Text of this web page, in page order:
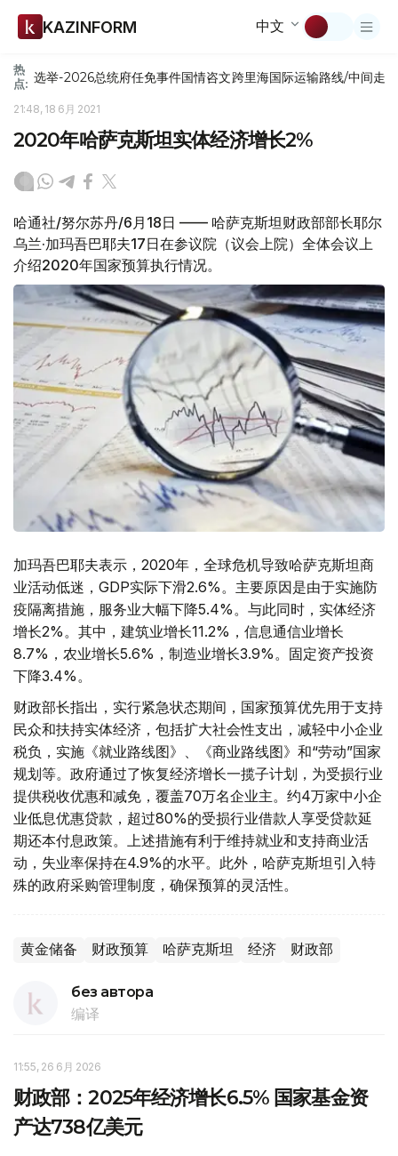
KAZINFORM 中文
热
点: 选举-2026总统府任免事件国情咨文跨里海国际运输路线/中间走廊
21:48, 18 6月 2021
2020年哈萨克斯坦实体经济增长2%
哈通社/努尔苏丹/6月18日 —— 哈萨克斯坦财政部部长耶尔
乌兰·加玛吾巴耶夫17日在参议院（议会上院）全体会议上
介绍2020年国家预算执行情况。
加玛吾巴耶夫表示，2020年，全球危机导致哈萨克斯坦商
业活动低迷，GDP实际下滑2.6%。主要原因是由于实施防
疫隔离措施，服务业大幅下降5.4%。与此同时，实体经济
增长2%。其中，建筑业增长11.2%，信息通信业增长
8.7%，农业增长5.6%，制造业增长3.9%。固定资产投资
下降3.4%。
财政部长指出，实行紧急状态期间，国家预算优先用于支持
民众和扶持实体经济，包括扩大社会性支出，减轻中小企业
税负，实施《就业路线图》、《商业路线图》和“劳动”国家
规划等。政府通过了恢复经济增长一揽子计划，为受损行业
提供税收优惠和减免，覆盖70万名企业主。约4万家中小企
业低息优惠贷款，超过80%的受损行业借款人享受贷款延
期还本付息政策。上述措施有利于维持就业和支持商业活
动，失业率保持在4.9%的水平。此外，哈萨克斯坦引入特
殊的政府采购管理制度，确保预算的灵活性。
黄金储备 财政预算 哈萨克斯坦 经济 财政部
без автора
编译
11:55, 26 6月 2026
财政部：2025年经济增长6.5% 国家基金资
产达738亿美元